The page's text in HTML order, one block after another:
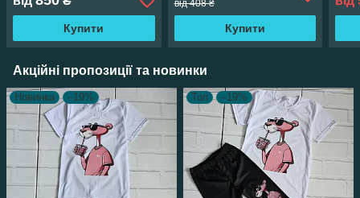
Купити
від 408 ₴
Купити
Акційні пропозиції та новинки
Новинка –19% Топ –19%